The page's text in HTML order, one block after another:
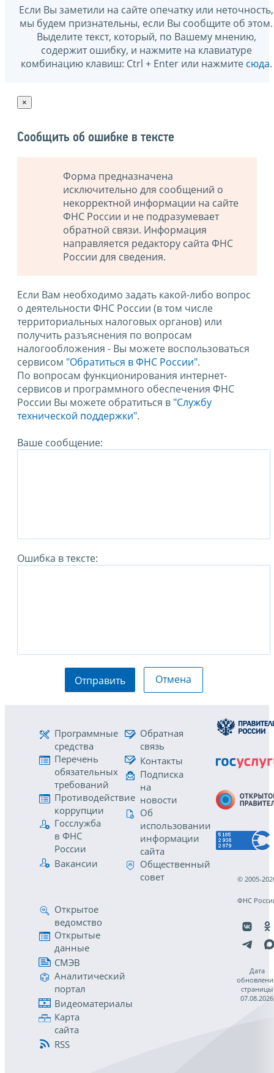
Если Вы заметили на сайте опечатку или неточность,
мы будем признательны, если Вы сообщите об этом.
Выделите текст, который, по Вашему мнению,
содержит ошибку, и нажмите на клавиатуре
комбинацию клавиш: Ctrl + Enter или нажмите сюда.
×
Сообщить об ошибке в тексте
Форма предназначена
исключительно для сообщений о
некорректной информации на сайте
ФНС России и не подразумевает
обратной связи. Информация
направляется редактору сайта ФНС
России для сведения.
Если Вам необходимо задать какой-либо вопрос
о деятельности ФНС России (в том числе
территориальных налоговых органов) или
получить разъяснения по вопросам
налогообложения - Вы можете воспользоваться
сервисом "Обратиться в ФНС России".
По вопросам функционирования интернет-
сервисов и программного обеспечения ФНС
России Вы можете обратиться в "Службу
технической поддержки".
Ваше сообщение:
Ошибка в тексте:
Отправить Отмена
Программные
средства
Перечень
обязательных
требований
Противодействие
коррупции
Госслужба
в ФНС
России
Вакансии
Обратная
связь
Контакты
Подписка
на
новости
Об
использовании
информации
сайта
Общественный
совет
Открытое
ведомство
Открытые
данные
СМЭВ
Аналитический
портал
Видеоматериалы
Карта
сайта
RSS
© 2005-
ФНС
Дата
страницы
07.08.2026